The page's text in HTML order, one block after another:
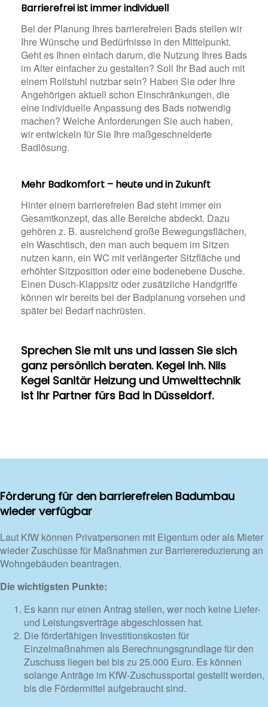
Barrierefrei ist immer individuell
Bei der Planung Ihres barrierefreien Bads stellen wir
Ihre Wünsche und Bedürfnisse in den Mittelpunkt.
Geht es Ihnen einfach darum, die Nutzung Ihres Bads
im Alter einfacher zu gestalten? Soll Ihr Bad auch mit
einem Rollstuhl nutzbar sein? Haben Sie oder Ihre
Angehörigen aktuell schon Einschränkungen, die
eine individuelle Anpassung des Bads notwendig
machen? Welche Anforderungen Sie auch haben,
wir entwickeln für Sie Ihre maßgeschneiderte
Badlösung.
Mehr Badkomfort – heute und in Zukunft
Hinter einem barrierefreien Bad steht immer ein
Gesamtkonzept, das alle Bereiche abdeckt. Dazu
gehören z. B. ausreichend große Bewegungsflächen,
ein Waschtisch, den man auch bequem im Sitzen
nutzen kann, ein WC mit verlängerter Sitzfläche und
erhöhter Sitzposition oder eine bodenebene Dusche.
Einen Dusch-Klappsitz oder zusätzliche Handgriffe
können wir bereits bei der Badplanung vorsehen und
später bei Bedarf nachrüsten.
Sprechen Sie mit uns und lassen Sie sich
ganz persönlich beraten. Kegel Inh. Nils
Kegel Sanitär Heizung und Umwelttechnik
ist Ihr Partner fürs Bad in Düsseldorf.
Förderung für den barrierefreien Badumbau
wieder verfügbar
Laut KfW können Privatpersonen mit Eigentum oder als Mieter
wieder Zuschüsse für Maßnahmen zur Barrierereduzierung an
Wohngebäuden beantragen.
Die wichtigsten Punkte:
Es kann nur einen Antrag stellen, wer noch keine Liefer-
und Leistungsverträge abgeschlossen hat.
Die förderfähigen Investitionskosten für
Einzelmaßnahmen als Berechnungsgrundlage für den
Zuschuss liegen bei bis zu 25.000 Euro. Es können
solange Anträge im KfW-Zuschussportal gestellt werden,
bis die Fördermittel aufgebraucht sind.